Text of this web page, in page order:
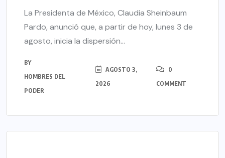
La Presidenta de México, Claudia Sheinbaum
Pardo, anunció que, a partir de hoy, lunes 3 de
agosto, inicia la dispersión...
BY
HOMBRES DEL
PODER
AGOSTO 3,
2026
0
COMMENT